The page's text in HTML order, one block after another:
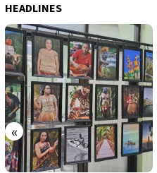
HEADLINES
«